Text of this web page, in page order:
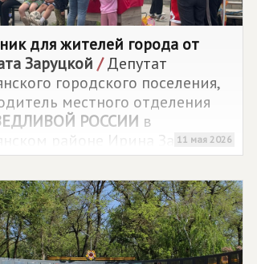
для жителей города от
Заруцкой /Депутат
городского поселения,
местного отделения
РОССИИ в
районе Ирина Заруцкая
для жителей и гостей
праздничное мероприятие,
Дню Победы.
11 мая 2026